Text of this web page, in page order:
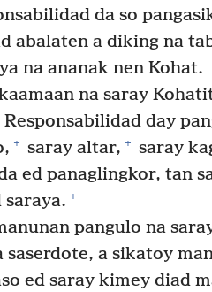
da so
abalaten a diking na
na ananak nen Kohat.
na saray
Responsabilidad day
+ saray altar, + saray
ed panaglingkor, tan
+
pangulo na
saserdote, a sikatoy
ed saray kimey diad